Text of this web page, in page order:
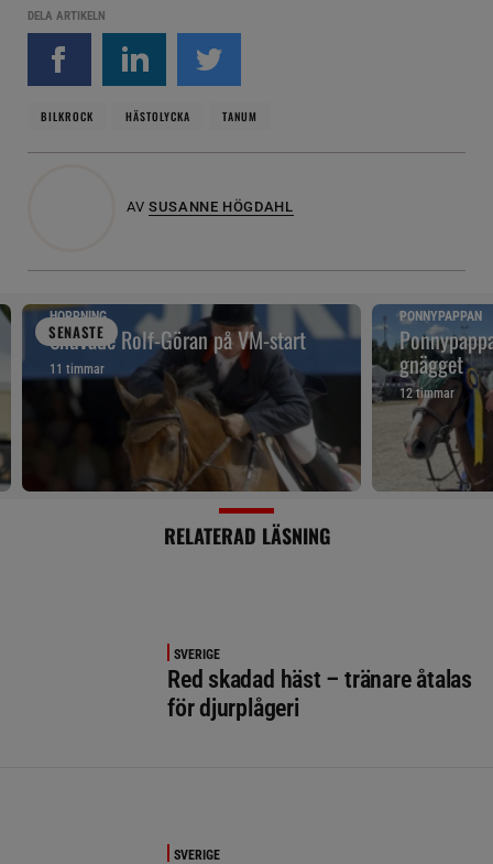
DELA ARTIKELN
BILKROCK HÄSTOLYCKA TANUM
AV SUSANNE HÖGDAHL
SENASTE
HOPPNING
Snuvade Rolf-Göran på VM-start
11 timmar
PONNYPAPPAN
gnägget
12 timmar
RELATERAD LÄSNING
SVERIGE
Red skadad häst – tränare åtalas
för djurplågeri
SVERIGE